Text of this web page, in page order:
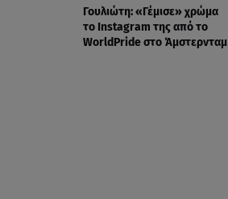
Γουλιώτη: «Γέμισε» χρώμα
το Instagram της από το
WorldPride στο Άμστερνταμ